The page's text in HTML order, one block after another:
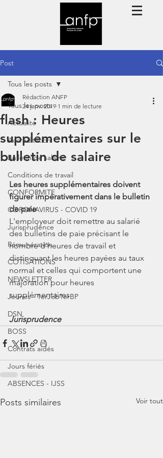
Post
Tous les posts
Actualité
Accréditation
Bulletin de salaire
Conditions de travail
CONFORMITE
CORONAVIRUS - COVID 19
Jurisprudence
Rémunération
COTISATIONS
NEWSLETTER
Jeunes - 1erJob1erBP
DSN
BOSS
Contrats aidés
Jours fériés
ABSENCES - IJSS
Tous les posts
flash : Heures
supplémentaires sur le
bulletin de salaire
Rédaction ANFP
24 janv. 2019 1 min de lecture
Les heures supplémentaires doivent
figurer impérativement dans le bulletin
de paie
L'employeur doit remettre au salarié
des bulletins de paie précisant le
nombre d'heures de travail et
distinguant les heures payées au taux
normal et celles qui comportent une
majoration pour heures
supplémentaires
Jurisprudence
Posts similaires Voir tout